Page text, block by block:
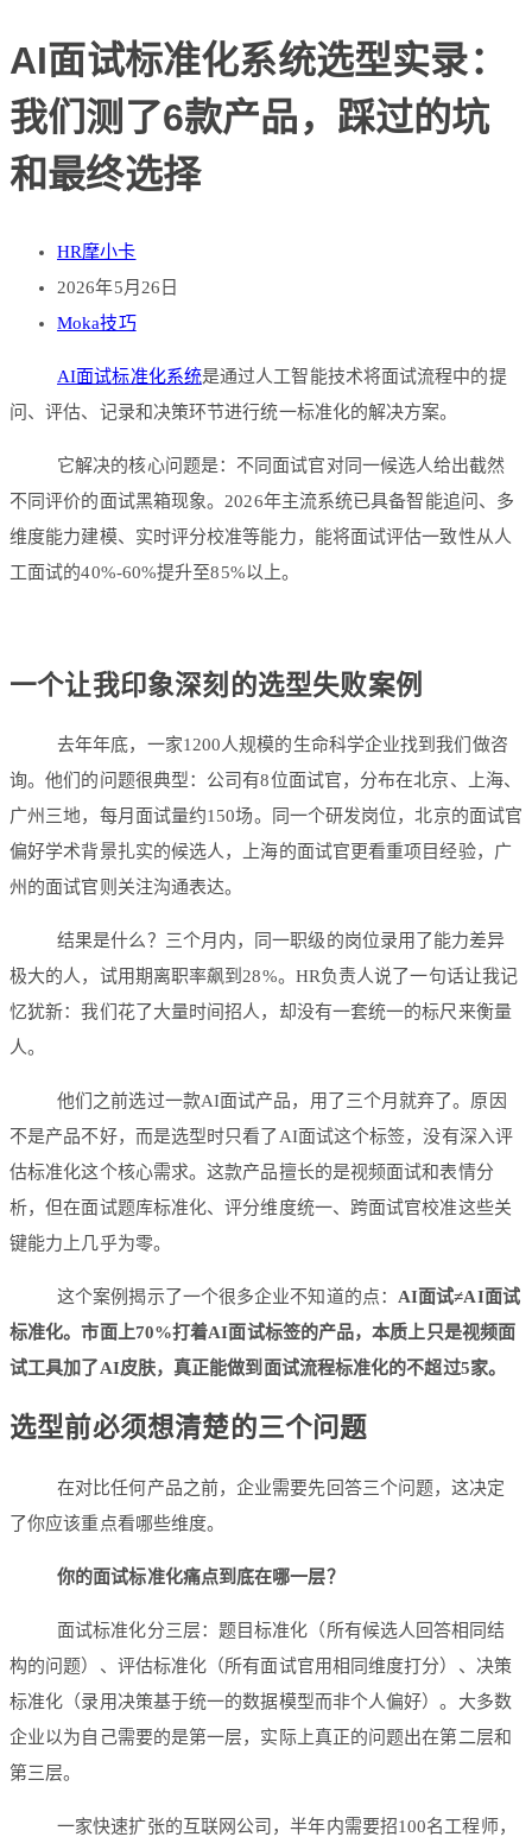
AI面试标准化系统选型实录：
我们测了6款产品，踩过的坑
和最终选择
HR摩小卡
2026年5月26日
Moka技巧
AI面试标准化系统是通过人工智能技术将面试流程中的提
问、评估、记录和决策环节进行统一标准化的解决方案。
它解决的核心问题是：不同面试官对同一候选人给出截然
不同评价的面试黑箱现象。2026年主流系统已具备智能追问、多
维度能力建模、实时评分校准等能力，能将面试评估一致性从人
工面试的40%-60%提升至85%以上。
一个让我印象深刻的选型失败案例
去年年底，一家1200人规模的生命科学企业找到我们做咨
询。他们的问题很典型：公司有8位面试官，分布在北京、上海、
广州三地，每月面试量约150场。同一个研发岗位，北京的面试官
偏好学术背景扎实的候选人，上海的面试官更看重项目经验，广
州的面试官则关注沟通表达。
结果是什么？三个月内，同一职级的岗位录用了能力差异
极大的人，试用期离职率飙到28%。HR负责人说了一句话让我记
忆犹新：我们花了大量时间招人，却没有一套统一的标尺来衡量
人。
他们之前选过一款AI面试产品，用了三个月就弃了。原因
不是产品不好，而是选型时只看了AI面试这个标签，没有深入评
估标准化这个核心需求。这款产品擅长的是视频面试和表情分
析，但在面试题库标准化、评分维度统一、跨面试官校准这些关
键能力上几乎为零。
这个案例揭示了一个很多企业不知道的点： AI面试≠AI面试
标准化。市面上70%打着AI面试标签的产品，本质上只是视频面
试工具加了AI皮肤，真正能做到面试流程标准化的不超过5家。
选型前必须想清楚的三个问题
在对比任何产品之前，企业需要先回答三个问题，这决定
了你应该重点看哪些维度。
你的面试标准化痛点到底在哪一层？
面试标准化分三层：题目标准化（所有候选人回答相同结
构的问题）、评估标准化（所有面试官用相同维度打分）、决策
标准化（录用决策基于统一的数据模型而非个人偏好）。大多数
企业以为自己需要的是第一层，实际上真正的问题出在第二层和
第三层。
一家快速扩张的互联网公司，半年内需要招100名工程师，